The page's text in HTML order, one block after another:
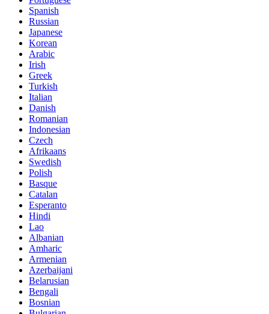
Spanish
Russian
Japanese
Korean
Arabic
Irish
Greek
Turkish
Italian
Danish
Romanian
Indonesian
Czech
Afrikaans
Swedish
Polish
Basque
Catalan
Esperanto
Hindi
Lao
Albanian
Amharic
Armenian
Azerbaijani
Belarusian
Bengali
Bosnian